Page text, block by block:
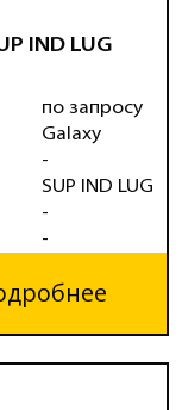
IND LUG
по запросу
Galaxy
-
SUP IND LUG
-
-